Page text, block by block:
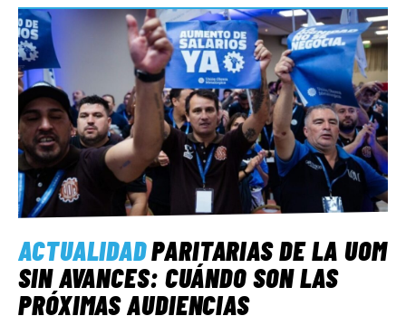
ACTUALIDADPARITARIAS DE LA UOM
SIN AVANCES: CUÁNDO SON LAS
PRÓXIMAS AUDIENCIAS